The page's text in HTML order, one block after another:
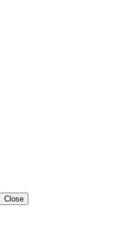
Close